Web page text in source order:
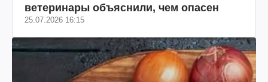
ветеринары объяснили, чем опасен
25.07.2026 16:15